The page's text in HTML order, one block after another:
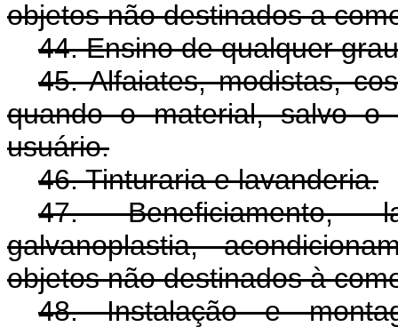
objetos não destinados a
44. Ensino de qualquer
45. Alfaiates, modistas,
quando o material, salvo o
usuário.
46. Tinturaria e lavanderia.
47. Beneficiamento,
galvanoplastia,
objetos não destinados à
48. Instalação e